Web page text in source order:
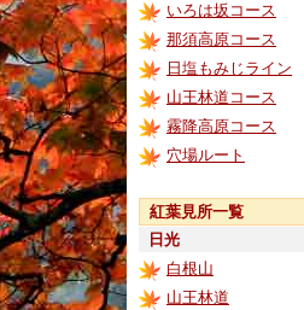
いろは坂コース
那須高原コース
日塩もみじライン
山王林道コース
霧降高原コース
穴場ルート
紅葉見所一覧
日光
白根山
山王林道